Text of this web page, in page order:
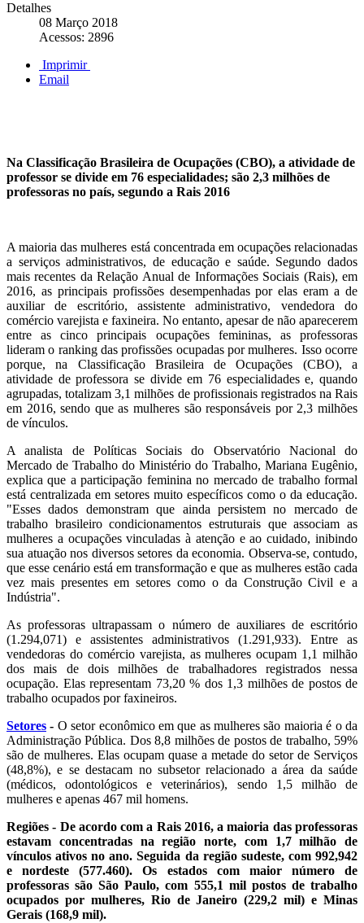
Detalhes
08 Março 2018
Acessos: 2896
Imprimir
Email
Na Classificação Brasileira de Ocupações (CBO), a atividade de
professor se divide em 76 especialidades; são 2,3 milhões de
professoras no país, segundo a Rais 2016
A maioria das mulheres está concentrada em ocupações relacionadas
a serviços administrativos, de educação e saúde. Segundo dados
mais recentes da Relação Anual de Informações Sociais (Rais), em
2016, as principais profissões desempenhadas por elas eram a de
auxiliar de escritório, assistente administrativo, vendedora do
comércio varejista e faxineira. No entanto, apesar de não aparecerem
entre as cinco principais ocupações femininas, as professoras
lideram o ranking das profissões ocupadas por mulheres. Isso ocorre
porque, na Classificação Brasileira de Ocupações (CBO), a
atividade de professora se divide em 76 especialidades e, quando
agrupadas, totalizam 3,1 milhões de profissionais registrados na Rais
em 2016, sendo que as mulheres são responsáveis por 2,3 milhões
de vínculos.
A analista de Políticas Sociais do Observatório Nacional do
Mercado de Trabalho do Ministério do Trabalho, Mariana Eugênio,
explica que a participação feminina no mercado de trabalho formal
está centralizada em setores muito específicos como o da educação.
"Esses dados demonstram que ainda persistem no mercado de
trabalho brasileiro condicionamentos estruturais que associam as
mulheres a ocupações vinculadas à atenção e ao cuidado, inibindo
sua atuação nos diversos setores da economia. Observa-se, contudo,
que esse cenário está em transformação e que as mulheres estão cada
vez mais presentes em setores como o da Construção Civil e a
Indústria".
As professoras ultrapassam o número de auxiliares de escritório
(1.294,071) e assistentes administrativos (1.291,933). Entre as
vendedoras do comércio varejista, as mulheres ocupam 1,1 milhão
dos mais de dois milhões de trabalhadores registrados nessa
ocupação. Elas representam 73,20 % dos 1,3 milhões de postos de
trabalho ocupados por faxineiros.
Setores - O setor econômico em que as mulheres são maioria é o da
Administração Pública. Dos 8,8 milhões de postos de trabalho, 59%
são de mulheres. Elas ocupam quase a metade do setor de Serviços
(48,8%), e se destacam no subsetor relacionado a área da saúde
(médicos, odontológicos e veterinários), sendo 1,5 milhão de
mulheres e apenas 467 mil homens.
Regiões - De acordo com a Rais 2016, a maioria das professoras
estavam concentradas na região norte, com 1,7 milhão de
vínculos ativos no ano. Seguida da região sudeste, com 992,942
e nordeste (577.460). Os estados com maior número de
professoras são São Paulo, com 555,1 mil postos de trabalho
ocupados por mulheres, Rio de Janeiro (229,2 mil) e Minas
Gerais (168,9 mil).